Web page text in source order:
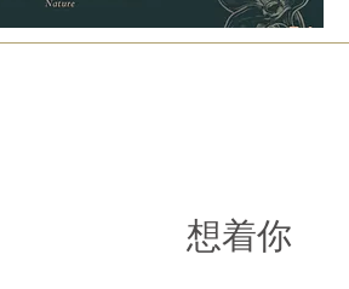
想着你